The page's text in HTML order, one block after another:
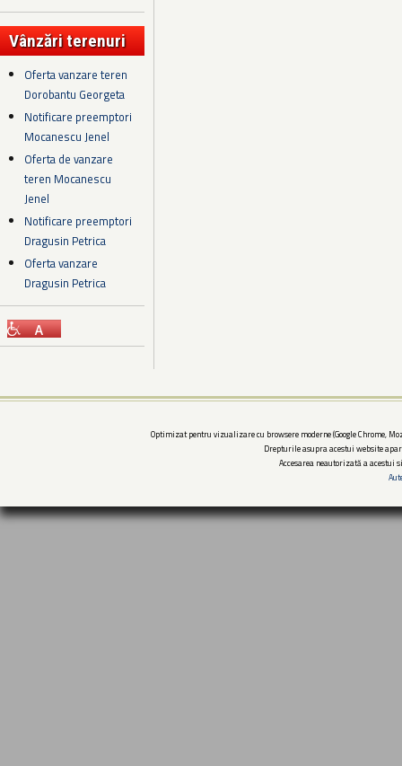
Vânzări terenuri
Oferta vanzare teren
Dorobantu Georgeta
Notificare preemptori
Mocanescu Jenel
Oferta de vanzare
teren Mocanescu
Jenel
Notificare preemptori
Dragusin Petrica
Oferta vanzare
Dragusin Petrica
Optimizat pentru vizualizare cu browsere moderne (Google Chrome,
Drepturile asupra acestui website
Accesarea neautorizată a acestui